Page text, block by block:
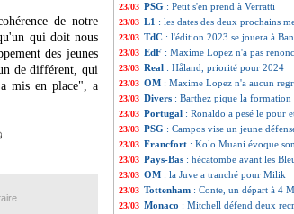
de notre
qui doit nous
des jeunes
de différent, qui
mis en place", a
23/03 PSG : Petit s'en prend à Verratti
23/03 L1 : les dates des deux prochains
23/03 TdC : l'édition 2023 se jouera à
23/03 EdF : Maxime Lopez n'a pas
23/03 Real : Håland, priorité pour 2024
23/03 OM : Maxime Lopez n'a aucun
23/03 Divers : Barthez pique la formation
23/03 Portugal : Ronaldo a pesé le pour
23/03 PSG : Campos vise un jeune
23/03 Francfort : Kolo Muani évoque
23/03 Pays-Bas : hécatombe avant les
23/03 OM : la Juve a tranché pour Milik
23/03 Tottenham : Conte, un départ à 4
23/03 Monaco : Mitchell défend deux